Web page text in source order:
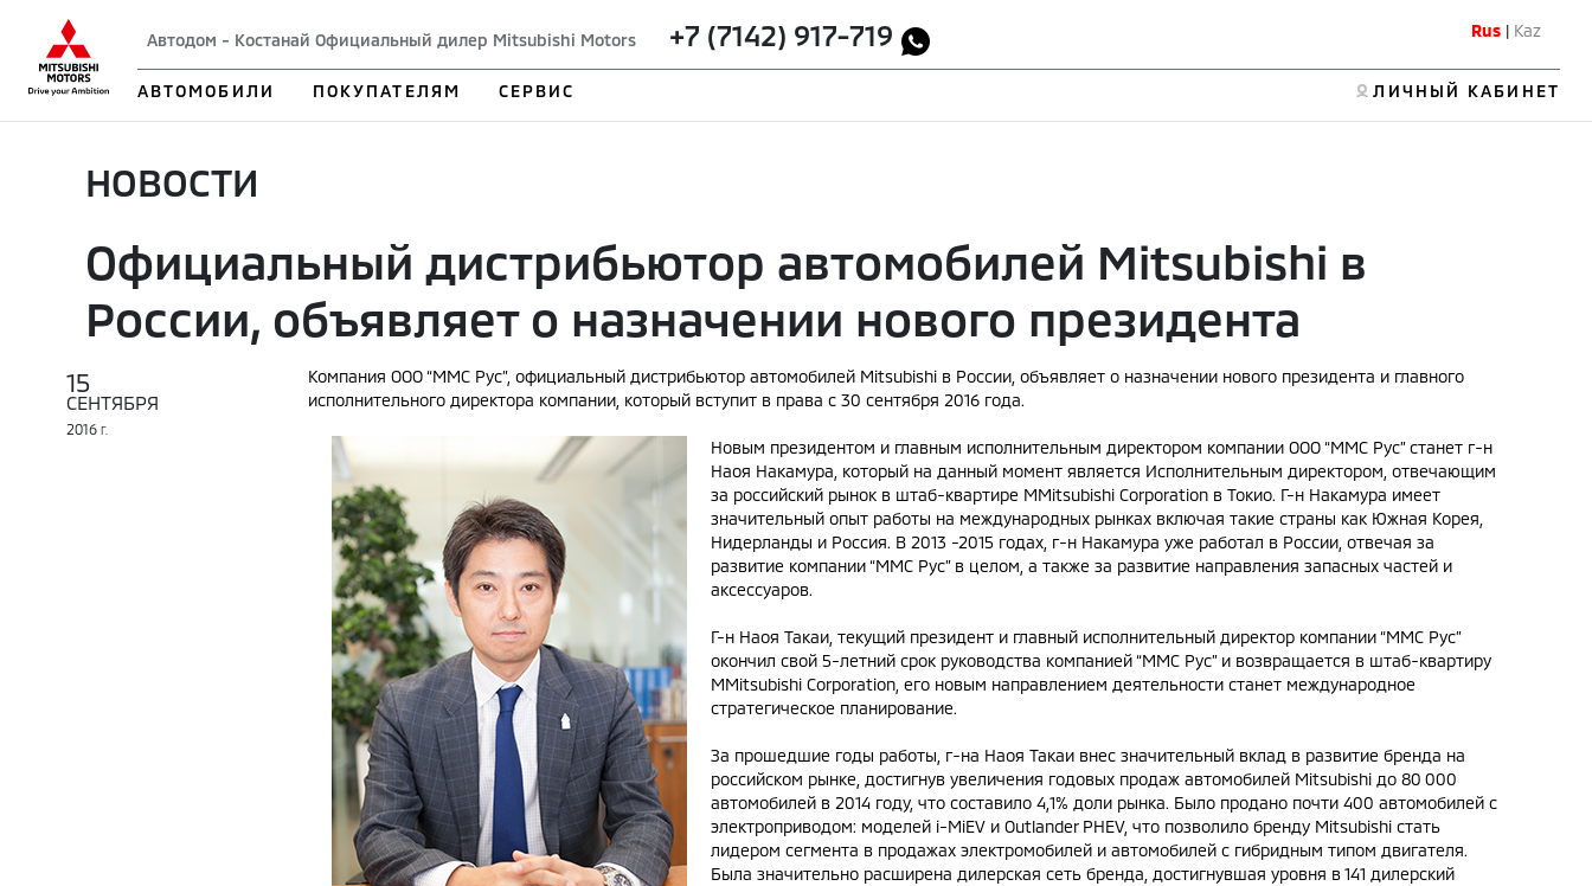
Автодом - Костанай Официальный дилер Mitsubishi Motors +7 (7142) 917-719 Rus| Kaz
АВТОМОБИЛИ ПОКУПАТЕЛЯМ СЕРВИС ЛИЧНЫЙ КАБИНЕТ
НОВОСТИ
Официальный дистрибьютор автомобилей Mitsubishi в
России, объявляет о назначении нового президента
15
СЕНТЯБРЯ
2016 Г.
Компания ООО “ММС Рус”, официальный дистрибьютор автомобилей Mitsubishi в России, объявляет о назначении нового президента и главного
исполнительного директора компании, который вступит в права с 30 сентября 2016 года.
Новым президентом и главным исполнительным директором компании ООО “ММС Рус” станет г-н
Наоя Накамура, который на данный момент является Исполнительным директором, отвечающим
за российский рынок в штаб-квартире МMitsubishi Corporation в Токио. Г-н Накамура имеет
значительный опыт работы на международных рынках включая такие страны как Южная Корея,
Нидерланды и Россия. В 2013 -2015 годах, г-н Накамура уже работал в России, отвечая за
развитие компании “ММС Рус” в целом, а также за развитие направления запасных частей и
аксессуаров.
Г-н Наоя Такаи, текущий президент и главный исполнительный директор компании “ММС Рус”
окончил свой 5-летний срок руководства компанией “ММС Рус” и возвращается в штаб-квартиру
МMitsubishi Corporation, его новым направлением деятельности станет международное
стратегическое планирование.
За прошедшие годы работы, г-на Наоя Такаи внес значительный вклад в развитие бренда на
российском рынке, достигнув увеличения годовых продаж автомобилей Mitsubishi до 80 000
автомобилей в 2014 году, что составило 4,1% доли рынка. Было продано почти 400 автомобилей с
электроприводом: моделей i-MiEV и Outlander PHEV, что позволило бренду Mitsubishi стать
лидером сегмента в продажах электромобилей и автомобилей с гибридным типом двигателя.
Была значительно расширена дилерская сеть бренда, достигнувшая уровня в 141 дилерский